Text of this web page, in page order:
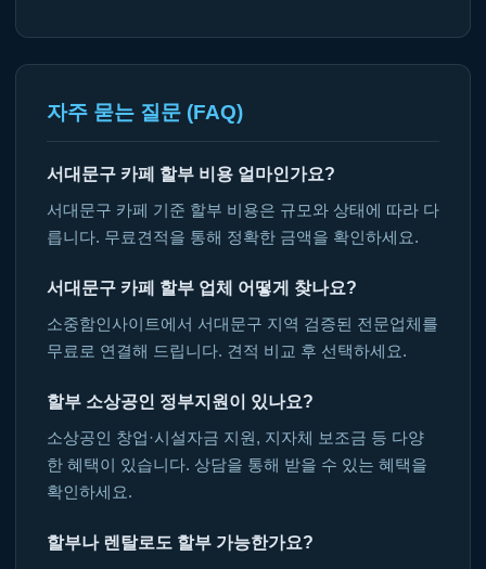
자주 묻는 질문 (FAQ)
서대문구 카페 할부 비용 얼마인가요?
서대문구 카페 기준 할부 비용은 규모와 상태에 따라 다
릅니다. 무료견적을 통해 정확한 금액을 확인하세요.
서대문구 카페 할부 업체 어떻게 찾나요?
소중함인사이트에서 서대문구 지역 검증된 전문업체를
무료로 연결해 드립니다. 견적 비교 후 선택하세요.
할부 소상공인 정부지원이 있나요?
소상공인 창업·시설자금 지원, 지자체 보조금 등 다양
한 혜택이 있습니다. 상담을 통해 받을 수 있는 혜택을
확인하세요.
할부나 렌탈로도 할부 가능한가요?